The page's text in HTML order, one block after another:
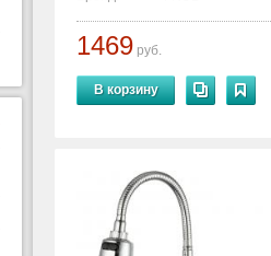
1469 руб.
В корзину